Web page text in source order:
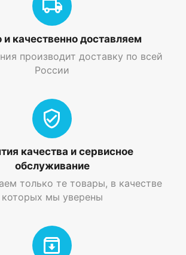
качественно доставляем
производит доставку по всей
России
качества и сервисное
обслуживание
только те товары, в качестве
которых мы уверены